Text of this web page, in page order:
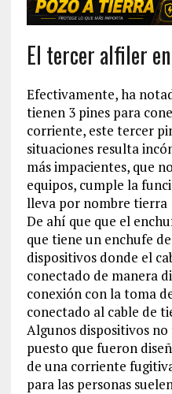
El tercer alfiler
Efectivamente, ha
tienen 3 pines para
corriente, este tercer
situaciones resulta
más impacientes, que
equipos, cumple la
lleva por nombre tierra
De ahí que que el
que tiene un enchufe
dispositivos donde el
conectado de manera
conexión con la toma
conectado al cable de
Algunos dispositivos
puesto que fueron
de una corriente
para las personas